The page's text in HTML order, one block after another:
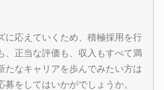
に応えていくため、積極採用を行
、正当な評価も、収入もすべて満
たなキャリアを歩んでみたい方は
をしてはいかがでしょうか。